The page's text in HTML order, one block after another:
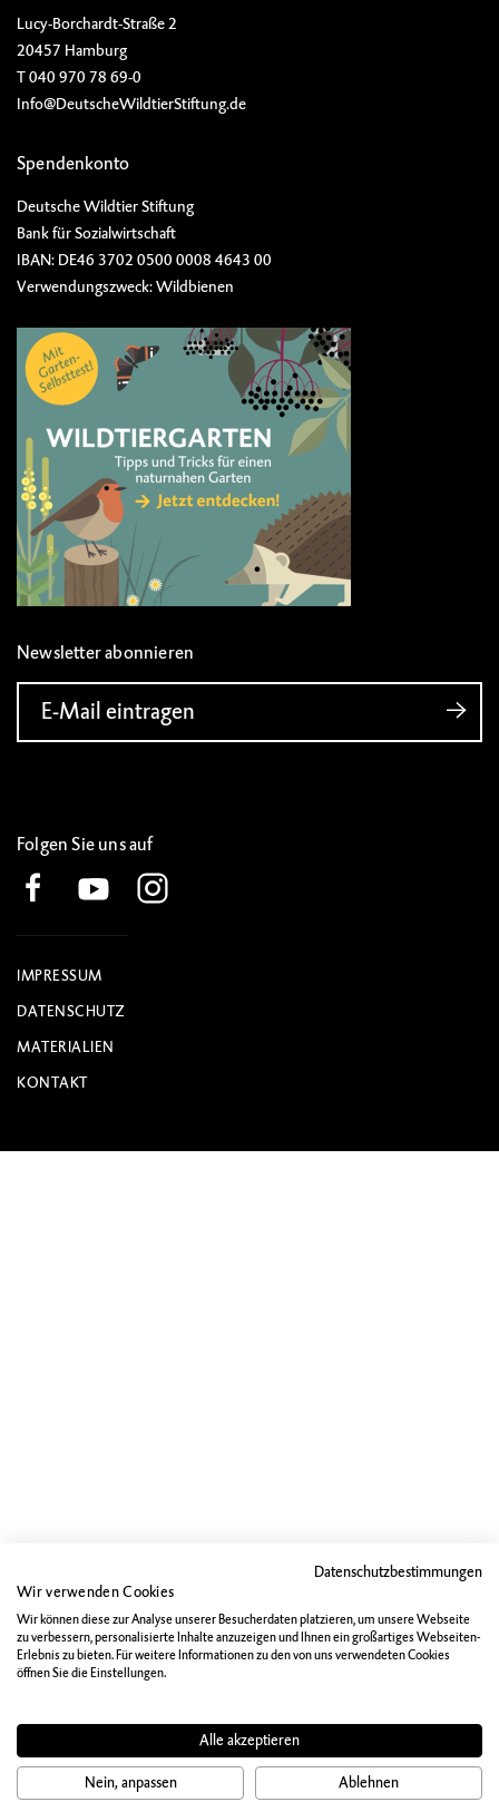
Lucy-Borchardt-Straße 2
20457 Hamburg
T 040 970 78 69-0
Info@DeutscheWildtierStiftung.de
Spendenkonto
Deutsche Wildtier Stiftung
Bank für Sozialwirtschaft
IBAN: DE46 3702 0500 0008 4643 00
Verwendungszweck: Wildbienen
Newsletter abonnieren
E-Mail eintragen
Folgen Sie uns auf
IMPRESSUM
DATENSCHUTZ
MATERIALIEN
KONTAKT
Datenschutzbestimmungen
Wir verwenden Cookies
Wir können diese zur Analyse unserer Besucherdaten platzieren, um unsere Webseite
zu verbessern, personalisierte Inhalte anzuzeigen und Ihnen ein großartiges Webseiten-
Erlebnis zu bieten. Für weitere Informationen zu den von uns verwendeten Cookies
öffnen Sie die Einstellungen.
Alle akzeptieren
Nein, anpassen Ablehnen